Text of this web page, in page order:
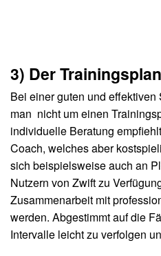
3) Der Trainingsplan
Bei einer guten und
man nicht um einen
individuelle Beratung
Coach, welches aber
sich beispielsweise auch an
Nutzern von Zwift zu
Zusammenarbeit mit
werden. Abgestimmt auf die
Intervalle leicht zu verfolgen